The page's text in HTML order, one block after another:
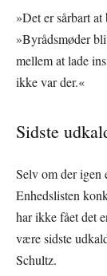
»Det er sårbart
»Byrådsmøder
mellem at lade
ikke var der.«
Sidste
Selv om der igen
Enhedslisten
har ikke fået det
være sidste
Schultz.